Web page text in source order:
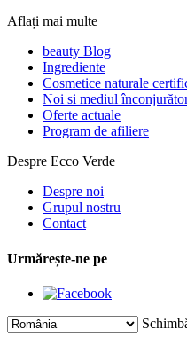
Aflați mai multe
beauty Blog
Ingrediente
Cosmetice naturale
Noi si mediul
Oferte actuale
Program de afiliere
Despre Ecco Verde
Despre noi
Grupul nostru
Contact
Urmărește-ne pe